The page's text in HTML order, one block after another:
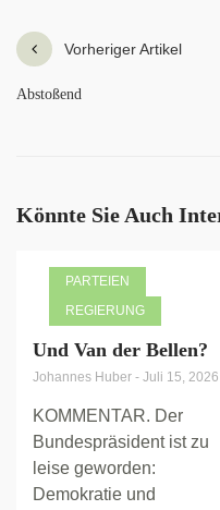
Vorheriger Artikel
Abstoßend
Könnte Sie Auch
PARTEIEN
REGIERUNG
Und Van der Bellen?
Johannes Huber - Juli 15, 2026
KOMMENTAR. Der
Bundespräsident ist zu
leise geworden:
Demokratie und